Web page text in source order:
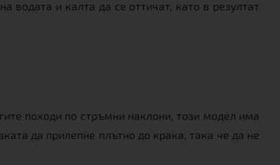
водата и калта да се оттичат, като в резултат
походи по стръмни наклони, този модел има
да прилепне плътно до крака, така че да не